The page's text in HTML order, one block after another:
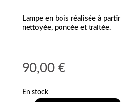
Lampe en bois réalisée à partir
nettoyée, poncée et traitée.
90,00 €
En stock